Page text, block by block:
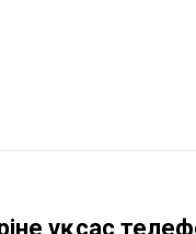
ұқсас